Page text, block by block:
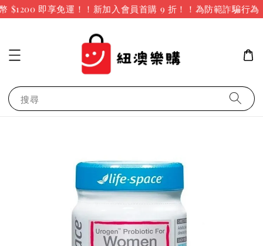
$1200 即享免運！！新加入會員首購 9 折！！ 為防範詐騙行為
搜尋